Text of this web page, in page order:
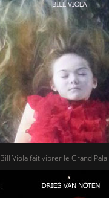
Bill Viola fait vibrer le Grand